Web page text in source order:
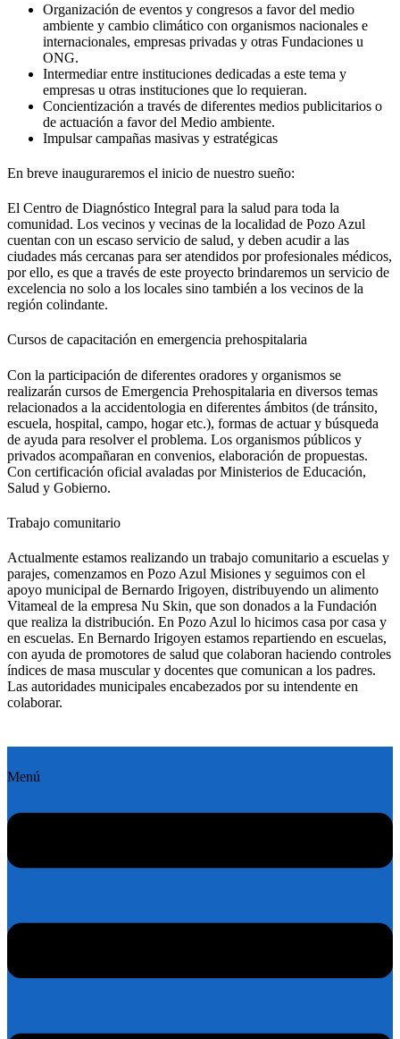
Organización de eventos y congresos a favor del medio
ambiente y cambio climático con organismos nacionales e
internacionales, empresas privadas y otras Fundaciones u
ONG.
Intermediar entre instituciones dedicadas a este tema y
empresas u otras instituciones que lo requieran.
Concientización a través de diferentes medios publicitarios o
de actuación a favor del Medio ambiente.
Impulsar campañas masivas y estratégicas
En breve inauguraremos el inicio de nuestro sueño:
El Centro de Diagnóstico Integral para la salud para toda la
comunidad. Los vecinos y vecinas de la localidad de Pozo Azul
cuentan con un escaso servicio de salud, y deben acudir a las
ciudades más cercanas para ser atendidos por profesionales médicos,
por ello, es que a través de este proyecto brindaremos un servicio de
excelencia no solo a los locales sino también a los vecinos de la
región colindante.
Cursos de capacitación en emergencia prehospitalaria
Con la participación de diferentes oradores y organismos se
realizarán cursos de Emergencia Prehospitalaria en diversos temas
relacionados a la accidentologia en diferentes ámbitos (de tránsito,
escuela, hospital, campo, hogar etc.), formas de actuar y búsqueda
de ayuda para resolver el problema. Los organismos públicos y
privados acompañaran en convenios, elaboración de propuestas.
Con certificación oficial avaladas por Ministerios de Educación,
Salud y Gobierno.
Trabajo comunitario
Actualmente estamos realizando un trabajo comunitario a escuelas y
parajes, comenzamos en Pozo Azul Misiones y seguimos con el
apoyo municipal de Bernardo Irigoyen, distribuyendo un alimento
Vitameal de la empresa Nu Skin, que son donados a la Fundación
que realiza la distribución. En Pozo Azul lo hicimos casa por casa y
en escuelas. En Bernardo Irigoyen estamos repartiendo en escuelas,
con ayuda de promotores de salud que colaboran haciendo controles
índices de masa muscular y docentes que comunican a los padres.
Las autoridades municipales encabezados por su intendente en
colaborar.
Menú